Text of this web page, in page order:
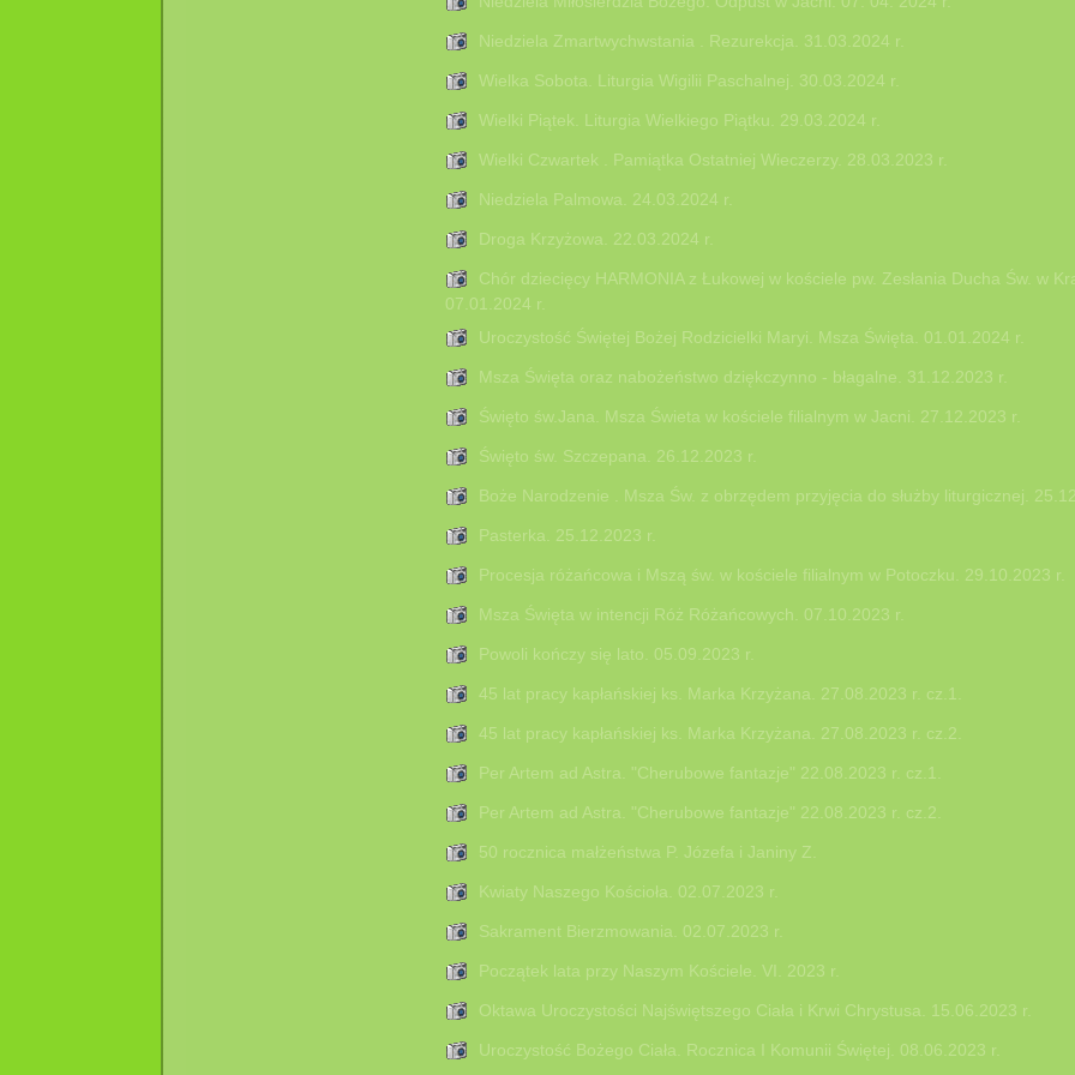
Niedziela Zmartwychwstania . Rezurekcja. 31.03.2024 r.
Wielka Sobota. Liturgia Wigilii Paschalnej. 30.03.2024 r.
Wielki Piątek. Liturgia Wielkiego Piątku. 29.03.2024 r.
Wielki Czwartek . Pamiątka Ostatniej Wieczerzy. 28.03.2023 r.
Niedziela Palmowa. 24.03.2024 r.
Droga Krzyżowa. 22.03.2024 r.
Chór dziecięcy HARMONIA z Łukowej w kościele pw. Zesłania Ducha Św. w
07.01.2024 r.
Uroczystość Świętej Bożej Rodzicielki Maryi. Msza Święta. 01.01.2024 r.
Msza Święta oraz nabożeństwo dziękczynno - błagalne. 31.12.2023 r.
Święto św.Jana. Msza Świeta w kościele filialnym w Jacni. 27.12.2023 r.
Święto św. Szczepana. 26.12.2023 r.
Boże Narodzenie . Msza Św. z obrzędem przyjęcia do służby liturgicznej.
Pasterka. 25.12.2023 r.
Procesja różańcowa i Mszą św. w kościele filialnym w Potoczku. 29.10.2023 r.
Msza Święta w intencji Róż Różańcowych. 07.10.2023 r.
Powoli kończy się lato. 05.09.2023 r.
45 lat pracy kapłańskiej ks. Marka Krzyżana. 27.08.2023 r. cz.1.
45 lat pracy kapłańskiej ks. Marka Krzyżana. 27.08.2023 r. cz.2.
Per Artem ad Astra. "Cherubowe fantazje" 22.08.2023 r. cz.1.
Per Artem ad Astra. "Cherubowe fantazje" 22.08.2023 r. cz.2.
50 rocznica małżeństwa P. Józefa i Janiny Z.
Kwiaty Naszego Kościoła. 02.07.2023 r.
Sakrament Bierzmowania. 02.07.2023 r.
Początek lata przy Naszym Kościele. VI. 2023 r.
Oktawa Uroczystości Najświętszego Ciała i Krwi Chrystusa. 15.06.2023 r.
Uroczystość Bożego Ciała. Rocznica I Komunii Świętej. 08.06.2023 r.